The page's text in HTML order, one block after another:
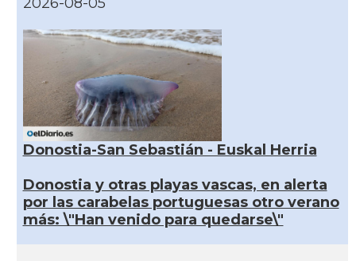
Donostia-San Sebastián - Euskal Herria
Donostia y otras playas vascas, en alerta
por las carabelas portuguesas otro verano
más: \"Han venido para quedarse\"